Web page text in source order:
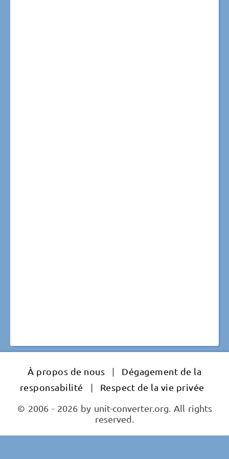
À propos de nous |
Dégagement de la
responsabilité
|
Respect de la vie privée
© 2006 - 2026 by unit-converter.org. All rights
reserved.